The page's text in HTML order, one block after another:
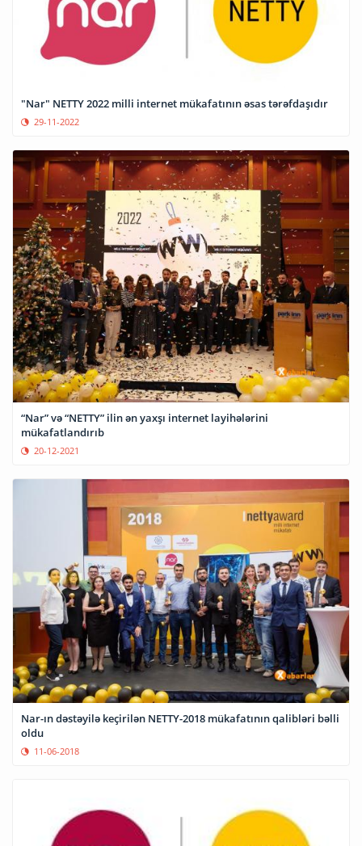
"Nar" NETTY 2022 milli internet mükafatının əsas tərəfdaşıdır
29-11-2022
“Nar” və “NETTY” ilin ən yaxşı internet layihələrini
mükafatlandırıb
20-12-2021
Nar-ın dəstəyilə keçirilən NETTY-2018 mükafatının qalibləri bəlli
oldu
11-06-2018